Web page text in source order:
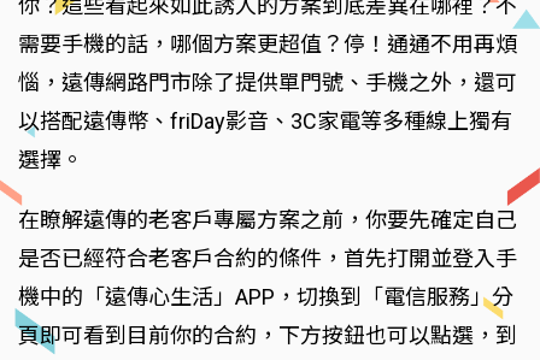
你？這些看起來如此誘人的方案到底差異在哪裡？不
需要手機的話，哪個方案更超值？停！通通不用再煩
惱，遠傳網路門市除了提供單門號、手機之外，還可
以搭配遠傳幣、friDay影音、3C家電等多種線上獨有
選擇。
在瞭解遠傳的老客戶專屬方案之前，你要先確定自己
是否已經符合老客戶合約的條件，首先打開並登入手
機中的「遠傳心生活」APP，切換到「電信服務」分
頁即可看到目前你的合約，下方按鈕也可以點選，到